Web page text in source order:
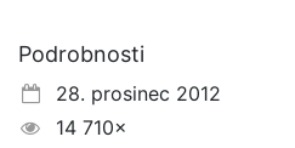
Podrobnosti
28. prosinec 2012
14 710×